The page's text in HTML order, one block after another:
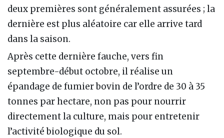
deux premières sont généralement assurées ; la
dernière est plus aléatoire car elle arrive tard
dans la saison.
Après cette dernière fauche, vers fin
septembre-début octobre, il réalise un
épandage de fumier bovin de l’ordre de 30 à 35
tonnes par hectare, non pas pour nourrir
directement la culture, mais pour entretenir
l’activité biologique du sol.